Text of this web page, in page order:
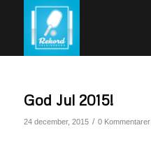
God Jul 2015!
24 december, 2015 / 0 Kommentarer